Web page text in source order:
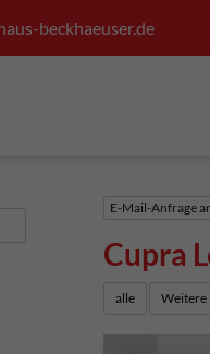
beckhaeuser.de
E-Mail-Anfrage
Cupra
alle Weitere